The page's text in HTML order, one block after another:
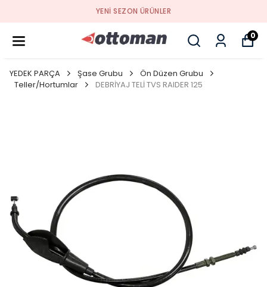
YENI SEZON ÜRÜNLER
0
YEDEK PARÇA Şase Grubu
Ön Düzen Grubu
Teller/Hortumlar
DEBRİYAJ TELİ TVS RAIDER 125